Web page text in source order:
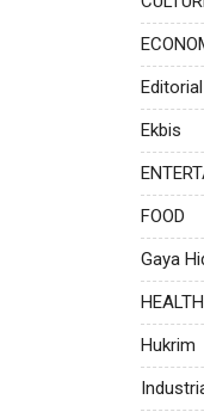
Editorial
Ekbis
FOOD
Gaya
HEALTH
Hukrim